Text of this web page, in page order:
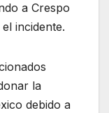
a Crespo
incidente.
la
debido a